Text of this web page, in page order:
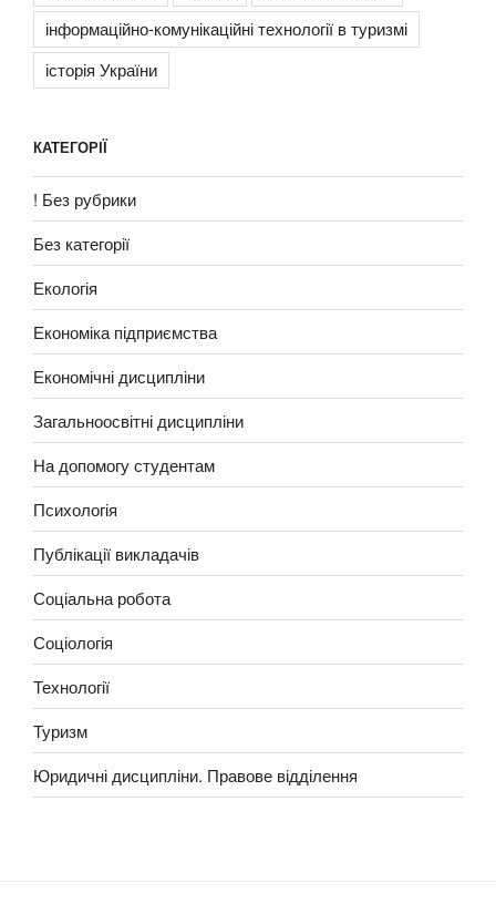
інформаційно-комунікаційні технології в туризмі
історія України
КАТЕГОРІЇ
! Без рубрики
Без категорії
Екологія
Економіка підприємства
Економічні дисципліни
Загальноосвітні дисципліни
На допомогу студентам
Психологія
Публікації викладачів
Соціальна робота
Соціологія
Технології
Туризм
Юридичні дисципліни. Правове відділення